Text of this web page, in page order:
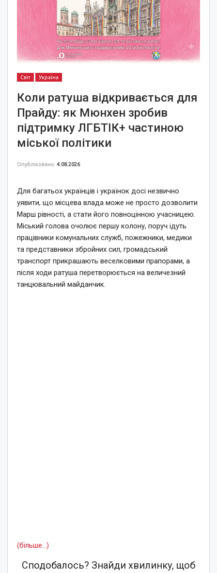
Світ Україна
Коли ратуша відкривається для
Прайду: як Мюнхен зробив
підтримку ЛГБТІК+ частиною
міської політики
Опубліковано 4.08.2026
Для багатьох українців і українок досі незвично
уявити, що місцева влада може не просто дозволити
Марш рівності, а стати його повноцінною учасницею.
Міський голова очолює першу колону, поруч ідуть
працівники комунальних служб, пожежники, медики
та представники збройних сил, громадський
транспорт прикрашають веселковими прапорами, а
після ходи ратуша перетворюється на величезний
танцювальний майданчик.
(більше…)
Сподобалось? Знайди хвилинку, щоб